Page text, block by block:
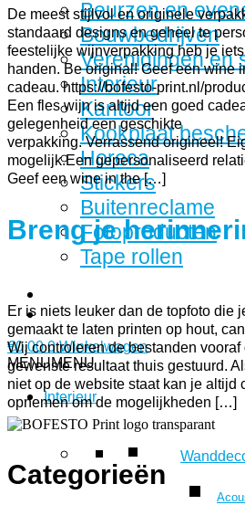
Beurzen en
Bouwbedrijven
Verenigingen en
Interieur
Kantoor
Kookplaat
Horeca
Stickers
Buitenreclame
Fotoproducten
Tape rollen
€0,00 0 Winkelwagen
MENUMENU
Interieur
De meest stijlvol en originele
standaard designs en geheel te
feestelijke wijnverpakking heb je
handen. Be original! Geef een wine
cadeau. https://bofesto-print.nl/
Een fles wijn is altijd een goed
gelegenheid een geschikte
verpakking. Verrassend origineel!
mogelijk.Een gepersonaliseerd
Geef een wine in the […]
Breng je
Er is niets leuker dan de topfoto die
gemaakt te laten printen op hout,
Wij controleren de bestanden
gewenste resultaat thuis gestuurd.
niet op de website staat kan je altijd
opnemen om de mogelijkheden […]
Categorieën